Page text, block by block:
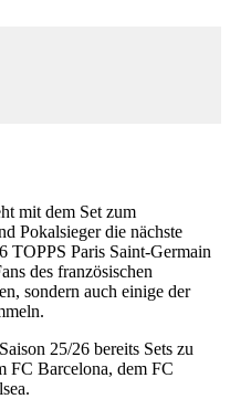
mit dem Set zum
Pokalsieger die nächste
TOPPS Paris Saint-Germain
des französischen
sondern auch einige der
25/26 bereits Sets zu
FC Barcelona, dem FC